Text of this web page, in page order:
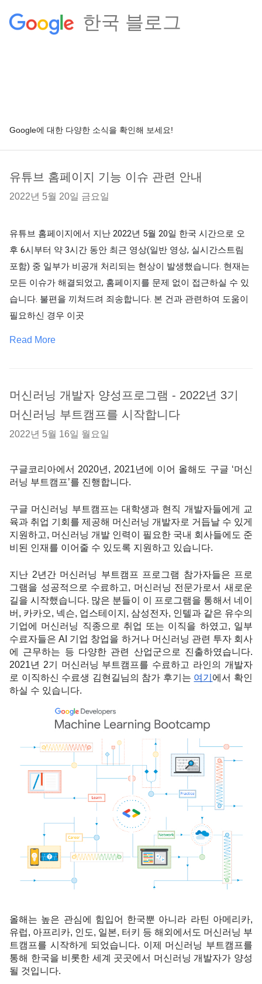
한국 블로그
Google에 대한 다양한 소식을 확인해 보세요!
유튜브 홈페이지 기능 이슈 관련 안내
2022년 5월 20일 금요일
유튜브 홈페이지에서 지난 2022년 5월 20일 한국 시간으로 오
후 6시부터 약 3시간 동안 최근 영상(일반 영상, 실시간스트림
포함) 중 일부가 비공개 처리되는 현상이 발생했습니다. 현재는
모든 이슈가 해결되었고, 홈페이지를 문제 없이 접근하실 수 있
습니다. 불편을 끼쳐드려 죄송합니다. 본 건과 관련하여 도움이
필요하신 경우 이곳
Read More
머신러닝 개발자 양성프로그램 - 2022년 3기
머신러닝 부트캠프를 시작합니다
2022년 5월 16일 월요일
구글코리아에서 2020년, 2021년에 이어 올해도 구글 ‘머신
러닝 부트캠프’를 진행합니다.
구글 머신러닝 부트캠프는 대학생과 현직 개발자들에게 교
육과 취업 기회를 제공해 머신러닝 개발자로 거듭날 수 있게
지원하고, 머신러닝 개발 인력이 필요한 국내 회사들에도 준
비된 인재를 이어줄 수 있도록 지원하고 있습니다.
지난 2년간 머신러닝 부트캠프 프로그램 참가자들은 프로
그램을 성공적으로 수료하고, 머신러닝 전문가로서 새로운
길을 시작했습니다. 많은 분들이 이 프로그램을 통해서 네이
버, 카카오, 넥슨, 업스테이지, 삼성전자, 인텔과 같은 유수의
기업에 머신러닝 직종으로 취업 또는 이직을 하였고, 일부
수료자들은 AI 기업 창업을 하거나 머신러닝 관련 투자 회사
에 근무하는 등 다양한 관련 산업군으로 진출하였습니다.
2021년 2기 머신러닝 부트캠프를 수료하고 라인의 개발자
로 이직하신 수료생 김현길님의 참가 후기는 여기 에서 확인
하실 수 있습니다.
올해는 높은 관심에 힘입어 한국뿐 아니라 라틴 아메리카,
유럽, 아프리카, 인도, 일본, 터키 등 해외에서도 머신러닝 부
트캠프를 시작하게 되었습니다. 이제 머신러닝 부트캠프를
통해 한국을 비롯한 세계 곳곳에서 머신러닝 개발자가 양성
될 것입니다.